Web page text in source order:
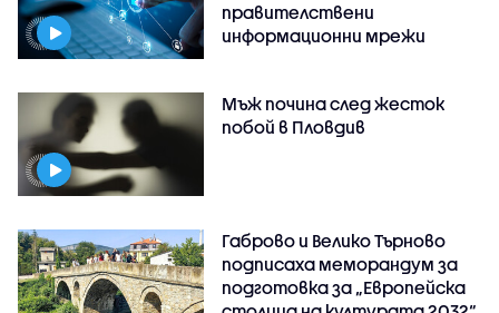
правителствени
информационни мрежи
Мъж почина след жесток
побой в Пловдив
Габрово и Велико Търново
подписаха меморандум за
подготовка за „Европейска